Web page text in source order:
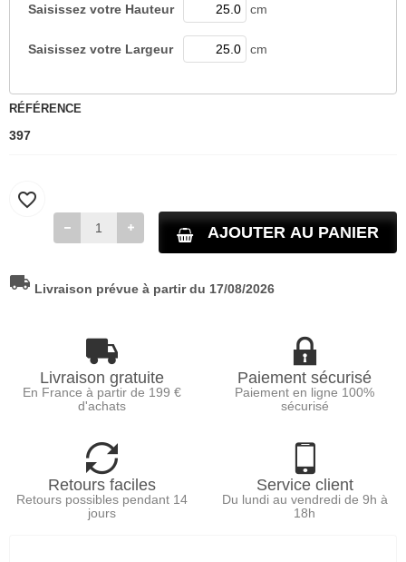
Saisissez votre Hauteur cm
Saisissez votre Largeur cm
RÉFÉRENCE
397
AJOUTER AU PANIER
favorite_border
local_shipping Livraison prévue à partir du 17/08/2026
Livraison gratuite
En France à partir de 199 €
d'achats
Paiement sécurisé
Paiement en ligne 100%
sécurisé
Retours faciles
Retours possibles pendant 14
jours
Service client
Du lundi au vendredi de 9h à
18h